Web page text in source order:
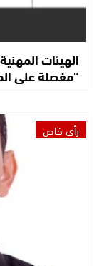
الهيئات
“مفصلة على
رأي خاص